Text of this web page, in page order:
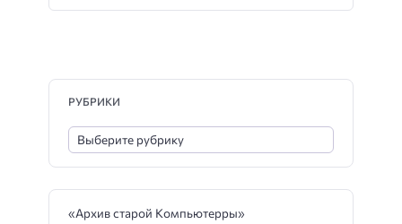
РУБРИКИ
«Архив старой Компьютерры»